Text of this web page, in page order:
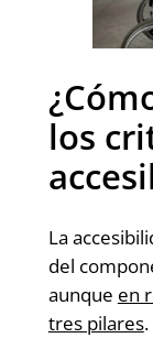
los
La
del
aunque en
tres pilares